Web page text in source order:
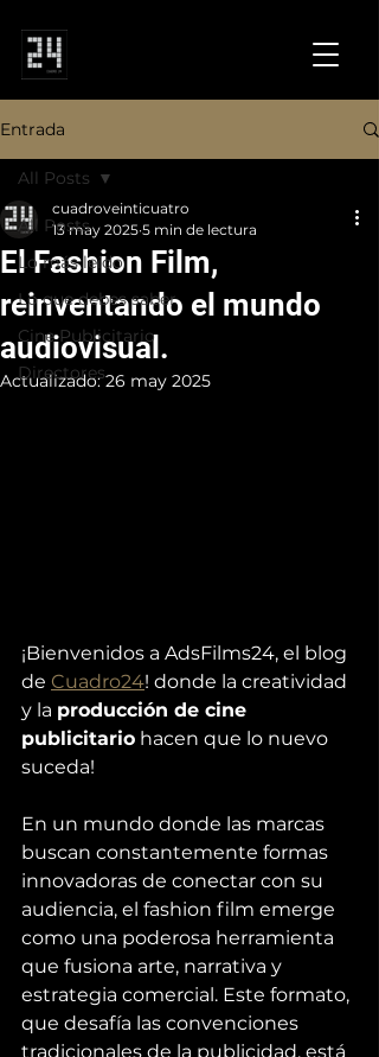
Entrada
All Posts
Lo más leído
Lo que debes saber
Cine Publicitario
Directores
All Posts
El Fashion Film,
reinventando el mundo
audiovisual.
cuadroveinticuatro
13 may 2025 5 min de lectura
Actualizado:26 may 2025
¡Bienvenidos a AdsFilms24, el blog
de Cuadro24! donde la creatividad
y la producción de cine
publicitario hacen que lo nuevo
suceda!
En un mundo donde las marcas
buscan constantemente formas
innovadoras de conectar con su
audiencia, el fashion film emerge
como una poderosa herramienta
que fusiona arte, narrativa y
estrategia comercial. Este formato,
que desafía las convenciones
tradicionales de la publicidad, está